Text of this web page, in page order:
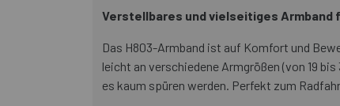
Verstellbares und vielseitiges Armband
Das H803-Armband ist auf Komfort und
leicht an verschiedene Armgrößen (von 19
es kaum spüren werden. Perfekt zum